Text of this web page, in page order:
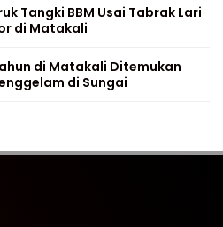
Tangki BBM Usai Tabrak Lari
di Matakali
di Matakali Ditemukan
di Sungai